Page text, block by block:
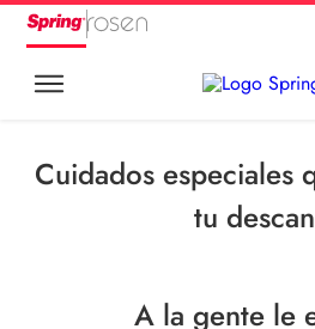
Cuidados especiales
tu
A la gente le